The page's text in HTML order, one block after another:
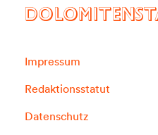
Impressum
Redaktionsstatut
Datenschutz